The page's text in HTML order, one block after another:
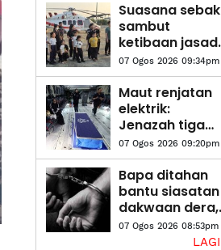
Suasana sebak
sambut
ketibaan jasad
Koperal Teck
Siong
07 Ogos 2026 09:34pm
Maut renjatan
elektrik:
Jenazah tiga
anggota polis
diterbangkan
pulang ke
kampung
halaman
07 Ogos 2026 09:20pm
Bapa ditahan
bantu siasatan
dakwaan dera,
gangguan
seksual dua
07 Ogos 2026 08:53pm
LAGI